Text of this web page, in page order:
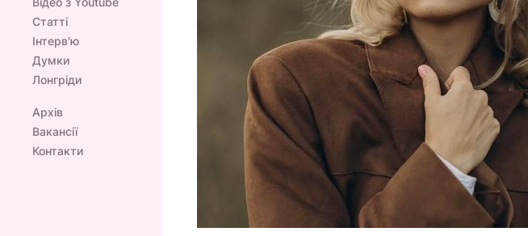
Статті
Інтерв'ю
Думки
Лонгріди
Архів
Вакансії
Контакти